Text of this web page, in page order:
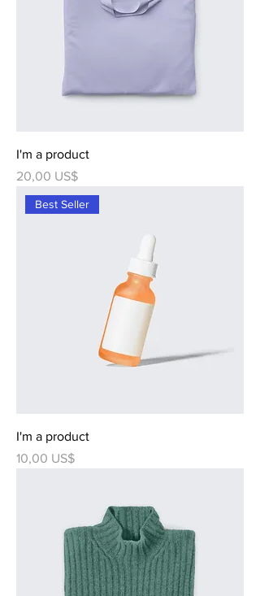
I'm a product
Precio
20,00 US$
Best Seller
I'm a product
Precio
10,00 US$